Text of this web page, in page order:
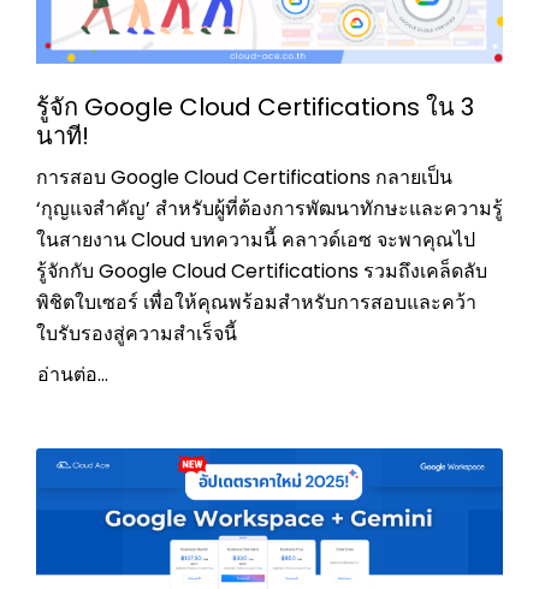
รู้จัก Google Cloud Certifications ใน 3
นาที!
การสอบ Google Cloud Certifications กลายเป็น
‘กุญแจสำคัญ’ สำหรับผู้ที่ต้องการพัฒนาทักษะและความรู้
ในสายงาน Cloud บทความนี้ คลาวด์เอซ จะพาคุณไป
รู้จักกับ Google Cloud Certifications รวมถึงเคล็ดลับ
พิชิตใบเซอร์ เพื่อให้คุณพร้อมสำหรับการสอบและคว้า
ใบรับรองสู่ความสำเร็จนี้
อ่านต่อ...